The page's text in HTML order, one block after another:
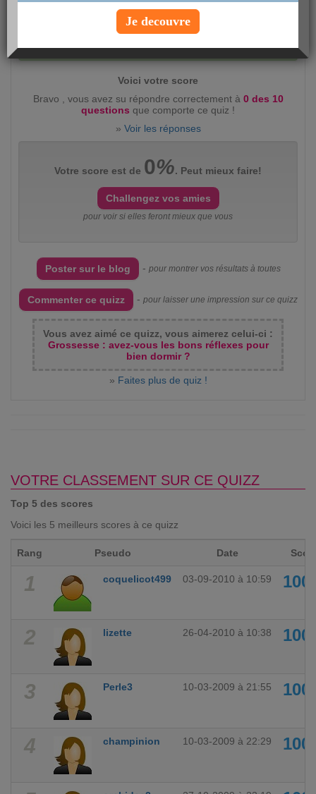
Evaluez ce quizz : intéressant (2360)
Voici votre score
Bravo , vous avez su répondre correctement à 0 des 10
questions que comporte ce quiz !
» Voir les réponses
Votre score est de 0%. Peut mieux faire!
Challengez vos amies
pour voir si elles feront mieux que vous
Poster sur le blog - pour montrer vos résultats à toutes
Commenter ce quizz - pour laisser une impression sur ce quizz
Vous avez aimé ce quizz, vous aimerez celui-ci :
Grossesse : avez-vous les bons réflexes pour
bien dormir ?
» Faites plus de quiz !
VOTRE CLASSEMENT SUR CE QUIZZ
Top 5 des scores
Voici les 5 meilleurs scores à ce quizz
Rang Pseudo Date
1 coquelicot499 03-09-2010 à 10:59
2 lizette 26-04-2010 à 10:38
3 Perle3 10-03-2009 à 21:55
4 champinion 10-03-2009 à 22:29
Je decouvre